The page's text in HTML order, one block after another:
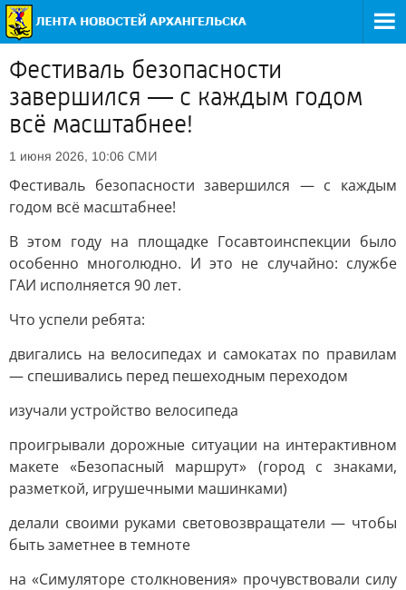
Фестиваль безопасности
завершился — с каждым годом
всё масштабнее!
1 июня 2026, 10:06 СМИ
Фестиваль безопасности завершился — с каждым
годом всё масштабнее!
В этом году на площадке Госавтоинспекции было
особенно многолюдно. И это не случайно: службе
ГАИ исполняется 90 лет.
Что успели ребята:
двигались на велосипедах и самокатах по правилам
— спешивались перед пешеходным переходом
изучали устройство велосипеда
проигрывали дорожные ситуации на интерактивном
макете «Безопасный маршрут» (город с знаками,
разметкой, игрушечными машинками)
делали своими руками световозвращатели — чтобы
быть заметнее в темноте
на «Симуляторе столкновения» прочувствовали силу